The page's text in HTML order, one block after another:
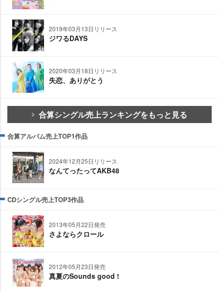
2019年03月13日リリース
ジワるDAYS
2020年03月18日リリース
失恋、ありがとう
合算シングル売上ランキングをもっと見る
合算アルバム売上TOP1作品
2024年12月25日リリース
なんてったってAKB48
CDシングル売上TOP3作品
2013年05月22日発売
さよならクロール
2012年05月23日発売
真夏のSounds good !